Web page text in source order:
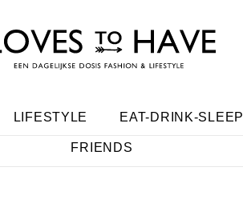
LIFESTYLE EAT-DRINK-SLEEP
FRIENDS